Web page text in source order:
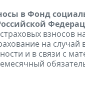
в Фонд
страховых взносов
на случай
и в связи с